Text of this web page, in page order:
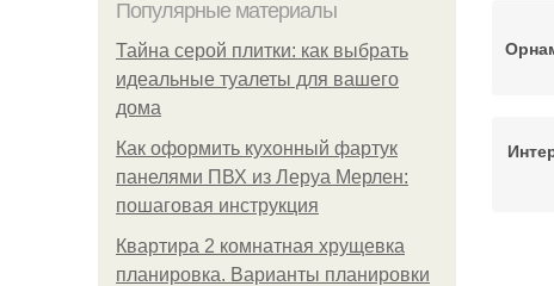
Популярные материалы
Тайна серой плитки: как выбрать
идеальные туалеты для вашего
дома
Как оформить кухонный фартук
панелями ПВХ из Леруа Мерлен:
пошаговая инструкция
Квартира 2 комнатная хрущевка
планировка. Варианты планировки